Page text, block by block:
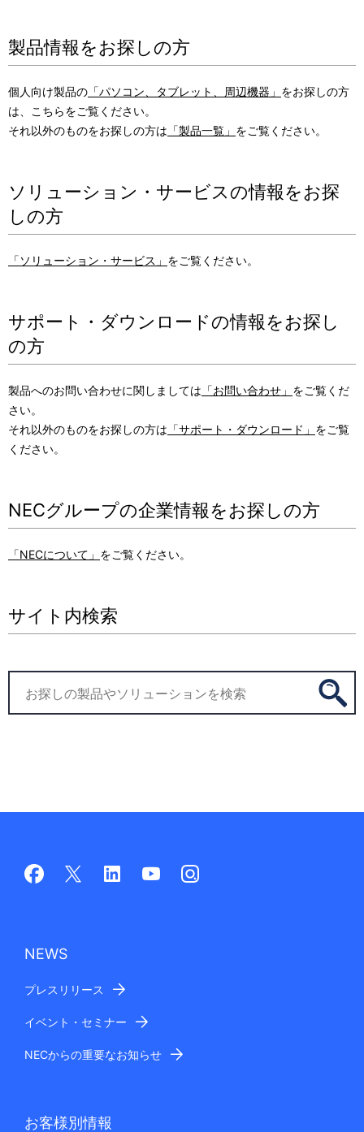
製品情報をお探しの方
個人向け製品の 「パソコン、タブレット、周辺機器」 をお探しの方
は、こちらをご覧ください。
それ以外のものをお探しの方は 「製品一覧」 をご覧ください。
ソリューション・サービスの情報をお探
しの方
「ソリューション・サービス」 をご覧ください。
サポート・ダウンロードの情報をお探し
の方
製品へのお問い合わせに関しましては 「お問い合わせ」 をご覧くだ
さい。
それ以外のものをお探しの方は 「サポート・ダウンロード」 をご覧
ください。
NECグループの企業情報をお探しの方
「NECについて」 をご覧ください。
サイト内検索
NEWS
プレスリリース
イベント・セミナー
NECからの重要なお知らせ
お客様別情報